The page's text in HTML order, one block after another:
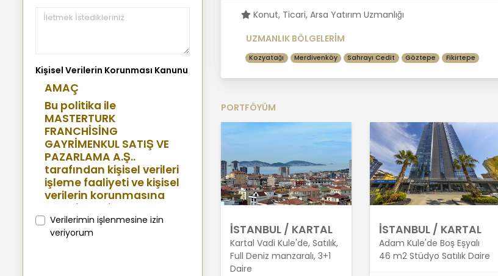
Kişisel Verilerin Korunması Kanunu
AMAÇ
Bu politika ile
MASTERTURK
FRANCHİSİNG
GAYRİMENKUL SATIŞ VE
PAZARLAMA A.Ş..
tarafından kişisel verileri
işleme faaliyeti ve kişisel
verilerin korunmasına
yönelik benimsenen
sistemler konusunda
açıklamalarda
Verilerimin işlenmesine izin
veriyorum
Konut, Ticari, Arsa Yatırım Uzmanlığı
UZMANLIK BÖLGELERİM
Kozyatağı Merdivenköy Sahrayı Cedit Göztepe Fikirtepe
PORTFÖYÜM
İSTANBUL / KARTAL
Kartal Vadi Kule'de, Satılık,
Full Deniz manzaralı, 3+1
Daire
İSTANBUL / KARTAL
Adam Kule'de Boş Eşyalı
46 m2 Stüdyo Satılık Daire